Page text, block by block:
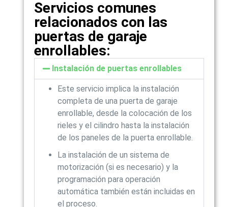
Servicios comunes
relacionados con las
puertas de garaje
enrollables:
Instalación de puertas enrollables
Este servicio implica la instalación
completa de una puerta de garaje
enrollable, desde la colocación de los
rieles y el cilindro hasta la instalación
de los paneles de la puerta enrollable.
La instalación de un sistema de
motorización (si es necesario) y la
programación para operación
automática también están incluidas en
el proceso.